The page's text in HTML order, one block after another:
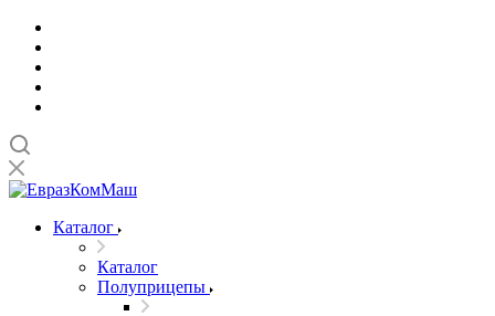
Каталог
Каталог
Полуприцепы